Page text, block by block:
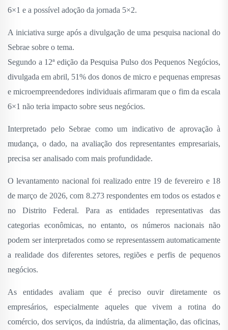
6×1 e a possível adoção da jornada 5×2.
A iniciativa surge após a divulgação de uma pesquisa nacional do
Sebrae sobre o tema.
Segundo a 12ª edição da Pesquisa Pulso dos Pequenos Negócios,
divulgada em abril, 51% dos donos de micro e pequenas empresas
e microempreendedores individuais afirmaram que o fim da escala
6×1 não teria impacto sobre seus negócios.
Interpretado pelo Sebrae como um indicativo de aprovação à
mudança, o dado, na avaliação dos representantes empresariais,
precisa ser analisado com mais profundidade.
O levantamento nacional foi realizado entre 19 de fevereiro e 18
de março de 2026, com 8.273 respondentes em todos os estados e
no Distrito Federal. Para as entidades representativas das
categorias econômicas, no entanto, os números nacionais não
podem ser interpretados como se representassem automaticamente
a realidade dos diferentes setores, regiões e perfis de pequenos
negócios.
As entidades avaliam que é preciso ouvir diretamente os
empresários, especialmente aqueles que vivem a rotina do
comércio, dos serviços, da indústria, da alimentação, das oficinas,